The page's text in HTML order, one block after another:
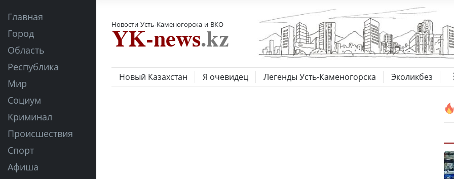
Главная
Город
Область
Республика
Мир
Социум
Криминал
Происшествия
Спорт
Афиша
Новости Усть-Каменогорска и ВКО
Новый Казахстан Я очевидец Легенды Усть-Каменогорска Эколикбез